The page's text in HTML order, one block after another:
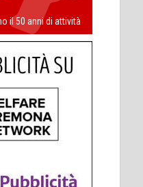
il 50 anni di attività